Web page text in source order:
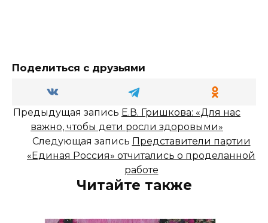
Поделиться с друзьями
Предыдущая запись Е.В. Гришкова: «Для нас
важно, чтобы дети росли здоровыми»
Следующая запись Представители партии
«Единая Россия» отчитались о проделанной
работе
Читайте также